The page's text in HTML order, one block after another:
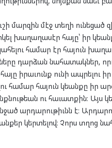
մարզին մէջ տեղի ունեցած
խաղաղասէր հայը՝ իր
համար էր հայուն
դարձան նահատակներ,
իրաւունք ունի ապրելու
համար հայուն կեանքը իր
ու հաւատքին։
արդարութիւնն է։
կերտելով։ Չորս տղոց